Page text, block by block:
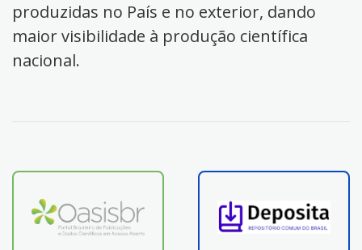
produzidas no País e no exterior, dando
maior visibilidade à produção científica
nacional.